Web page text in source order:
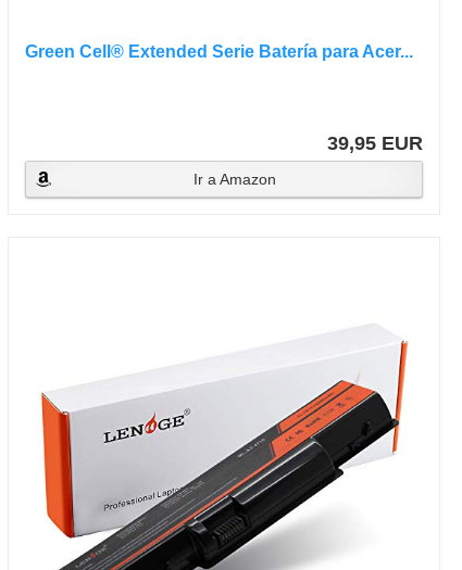
Green Cell® Extended Serie Batería para Acer...
39,95 EUR
Ir a Amazon